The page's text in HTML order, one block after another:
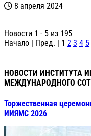
8 апреля 2024
Новости 1 - 5 из 195
Начало | Пред. | 1 2 3 4 5
НОВОСТИ ИНСТИТУТА
МЕЖДУНАРОДНОГО
Торжественная
ИИЯМС 2026